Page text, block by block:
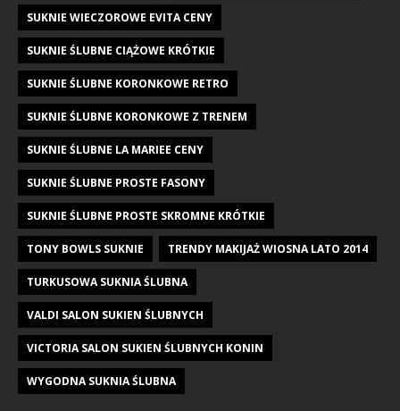
SUKNIE WIECZOROWE EVITA CENY
SUKNIE ŚLUBNE CIĄŻOWE KRÓTKIE
SUKNIE ŚLUBNE KORONKOWE RETRO
SUKNIE ŚLUBNE KORONKOWE Z TRENEM
SUKNIE ŚLUBNE LA MARIEE CENY
SUKNIE ŚLUBNE PROSTE FASONY
SUKNIE ŚLUBNE PROSTE SKROMNE KRÓTKIE
TONY BOWLS SUKNIE TRENDY MAKIJAŻ WIOSNA LATO 2014
TURKUSOWA SUKNIA ŚLUBNA
VALDI SALON SUKIEN ŚLUBNYCH
VICTORIA SALON SUKIEN ŚLUBNYCH KONIN
WYGODNA SUKNIA ŚLUBNA